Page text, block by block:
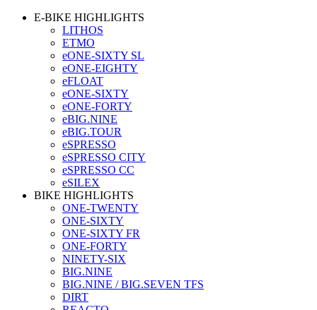
E-BIKE HIGHLIGHTS
LITHOS
ETMO
eONE-SIXTY SL
eONE-EIGHTY
eFLOAT
eONE-SIXTY
eONE-FORTY
eBIG.NINE
eBIG.TOUR
eSPRESSO
eSPRESSO CITY
eSPRESSO CC
eSILEX
BIKE HIGHLIGHTS
ONE-TWENTY
ONE-SIXTY
ONE-SIXTY FR
ONE-FORTY
NINETY-SIX
BIG.NINE
BIG.NINE / BIG.SEVEN TFS
DIRT